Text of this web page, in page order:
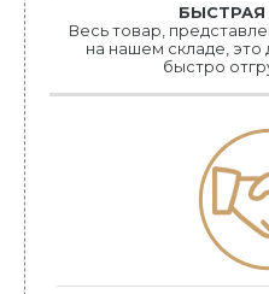
БЫСТРАЯ
Весь товар,
на нашем складе,
быстро